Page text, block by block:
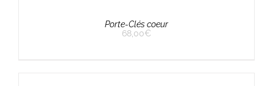
Porte-Clés coeur
68,00€